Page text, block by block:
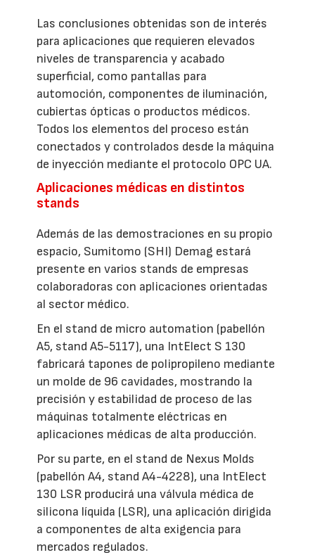
Las conclusiones obtenidas son de interés
para aplicaciones que requieren elevados
niveles de transparencia y acabado
superficial, como pantallas para
automoción, componentes de iluminación,
cubiertas ópticas o productos médicos.
Todos los elementos del proceso están
conectados y controlados desde la máquina
de inyección mediante el protocolo OPC UA.
Aplicaciones médicas en distintos
stands
Además de las demostraciones en su propio
espacio, Sumitomo (SHI) Demag estará
presente en varios stands de empresas
colaboradoras con aplicaciones orientadas
al sector médico.
En el stand de micro automation (pabellón
A5, stand A5-5117), una IntElect S 130
fabricará tapones de polipropileno mediante
un molde de 96 cavidades, mostrando la
precisión y estabilidad de proceso de las
máquinas totalmente eléctricas en
aplicaciones médicas de alta producción.
Por su parte, en el stand de Nexus Molds
(pabellón A4, stand A4-4228), una IntElect
130 LSR producirá una válvula médica de
silicona líquida (LSR), una aplicación dirigida
a componentes de alta exigencia para
mercados regulados.